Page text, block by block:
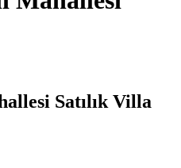
Satılık Villa